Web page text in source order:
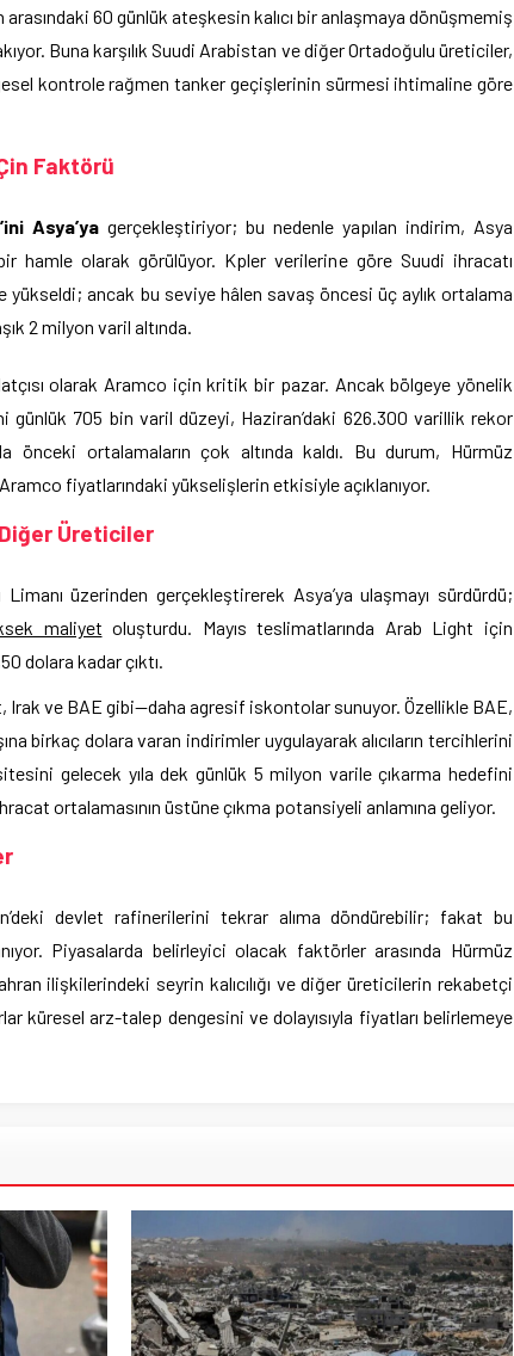
60 günlük ateşkesin kalıcı bir anlaşmaya dönüşmemiş
Buna karşılık Suudi Arabistan ve diğer Ortadoğulu üreticiler,
kontrole rağmen tanker geçişlerinin sürmesi ihtimaline göre
Faktörü
Asya’ya gerçekleştiriyor; bu nedenle yapılan indirim, Asya
hamle olarak görülüyor. Kpler verilerine göre Suudi ihracatı
yükseldi; ancak bu seviye hâlen savaş öncesi üç aylık ortalama
2 milyon varil altında.
olarak Aramco için kritik bir pazar. Ancak bölgeye yönelik
705 bin varil düzeyi, Haziran’daki 626.300 varillik rekor
önceki ortalamaların çok altında kaldı. Bu durum, Hürmüz
fiyatlarındaki yükselişlerin etkisiyle açıklanıyor.
Üreticiler
Limanı üzerinden gerçekleştirerek Asya’ya ulaşmayı sürdürdü;
maliyet oluşturdu. Mayıs teslimatlarında Arab Light için
dolara kadar çıktı.
ve BAE gibi—daha agresif iskontolar sunuyor. Özellikle BAE,
birkaç dolara varan indirimler uygulayarak alıcıların tercihlerini
gelecek yıla dek günlük 5 milyon varile çıkarma hedefini
ortalamasının üstüne çıkma potansiyeli anlamına geliyor.
devlet rafinerilerini tekrar alıma döndürebilir; fakat bu
Piyasalarda belirleyici olacak faktörler arasında Hürmüz
ilişkilerindeki seyrin kalıcılığı ve diğer üreticilerin rekabetçi
küresel arz-talep dengesini ve dolayısıyla fiyatları belirlemeye